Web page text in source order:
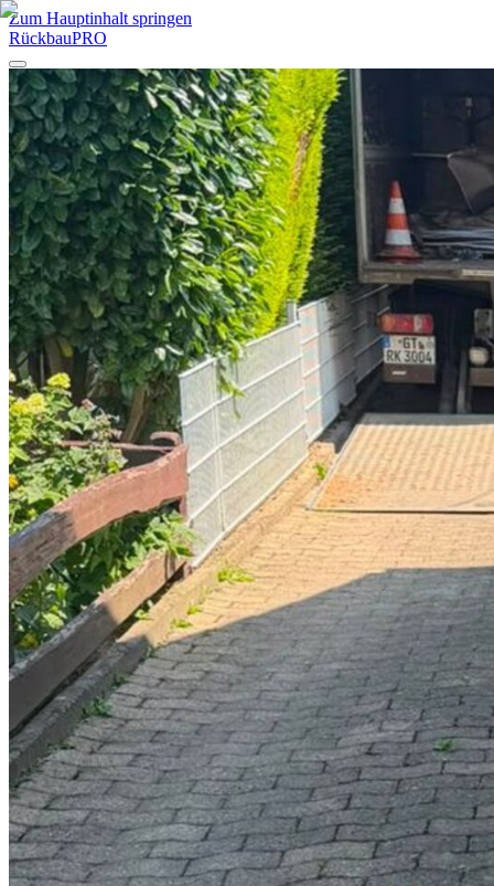
Zum Hauptinhalt springen
RückbauPRO